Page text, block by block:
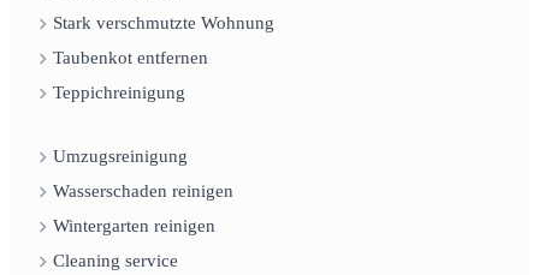
Stark verschmutzte Wohnung
Taubenkot entfernen
Teppichreinigung
Umzugsreinigung
Wasserschaden reinigen
Wintergarten reinigen
Cleaning service